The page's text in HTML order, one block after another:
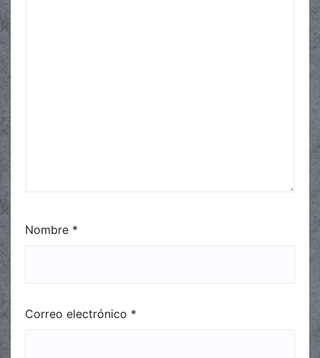
Nombre *
Correo electrónico *